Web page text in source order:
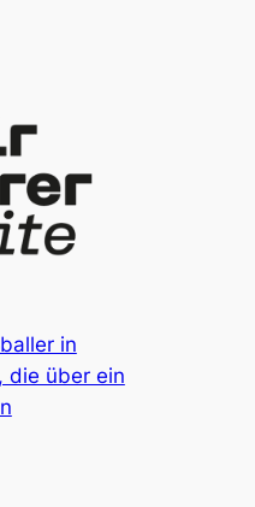
in
die über ein